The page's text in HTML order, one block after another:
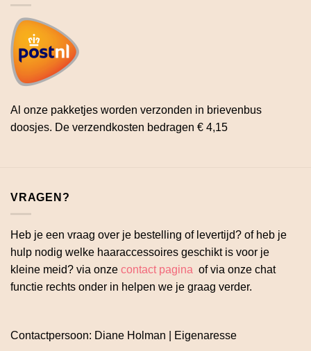
Al onze pakketjes worden verzonden in brievenbus
doosjes. De verzendkosten bedragen € 4,15
VRAGEN?
Heb je een vraag over je bestelling of levertijd? of heb je
hulp nodig welke haaraccessoires geschikt is voor je
kleine meid? via onze contact pagina of via onze chat
functie rechts onder in helpen we je graag verder.
Contactpersoon: Diane Holman | Eigenaresse